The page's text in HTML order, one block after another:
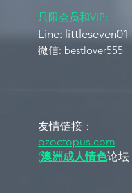
​只限会员和VIP:
Line: littleseven01 ​​
​​微信: bestlover555
友情链接：
ozoctopus.com
(澳洲成人情色论坛